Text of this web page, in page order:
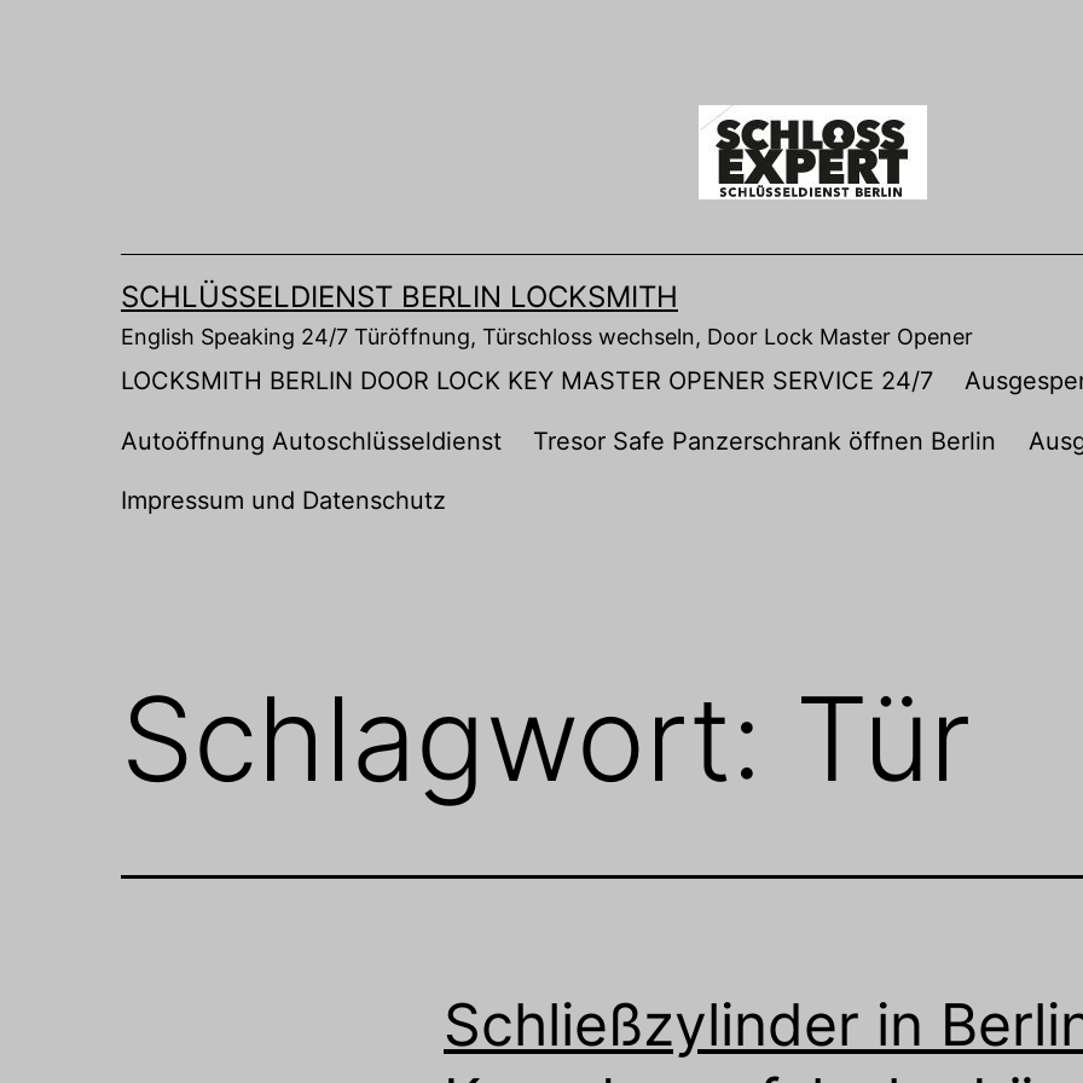
SCHLÜSSELDIENST BERLIN LOCKSMITH
English Speaking 24/7 Türöffnung, Türschloss wechseln, Door Lock Master Opener
LOCKSMITH BERLIN DOOR LOCK KEY MASTER OPENER SERVICE 24/7
Autoöffnung Autoschlüsseldienst Tresor Safe Panzerschrank öffnen Berlin
Impressum und Datenschutz
Schlagwort: Tür
Schließzylinder in